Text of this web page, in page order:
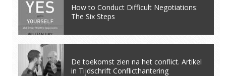
How to Conduct Difficult Negotiations:
The Six Steps
De toekomst zien na het conflict. Artikel
in Tijdschrift Conflicthantering